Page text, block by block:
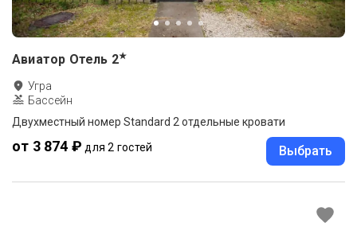
Авиатор Отель 2★
Угра
Бассейн
Двухместный номер Standard 2 отдельные кровати
от 3 874 ₽ для 2 гостей Выбрать